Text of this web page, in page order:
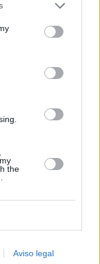
que algún
derecho de
se aplicarán
este sitio web o
the
Aviso legal